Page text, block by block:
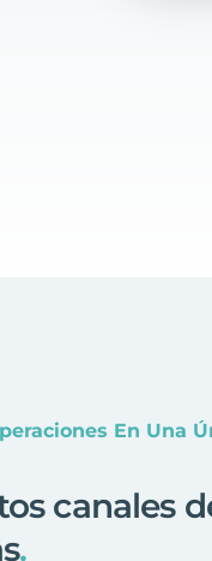
En Una
canales
.